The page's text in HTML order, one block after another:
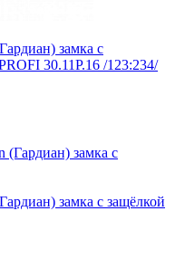
замка с
30.11P.16 /123:234/
замка с защёлкой